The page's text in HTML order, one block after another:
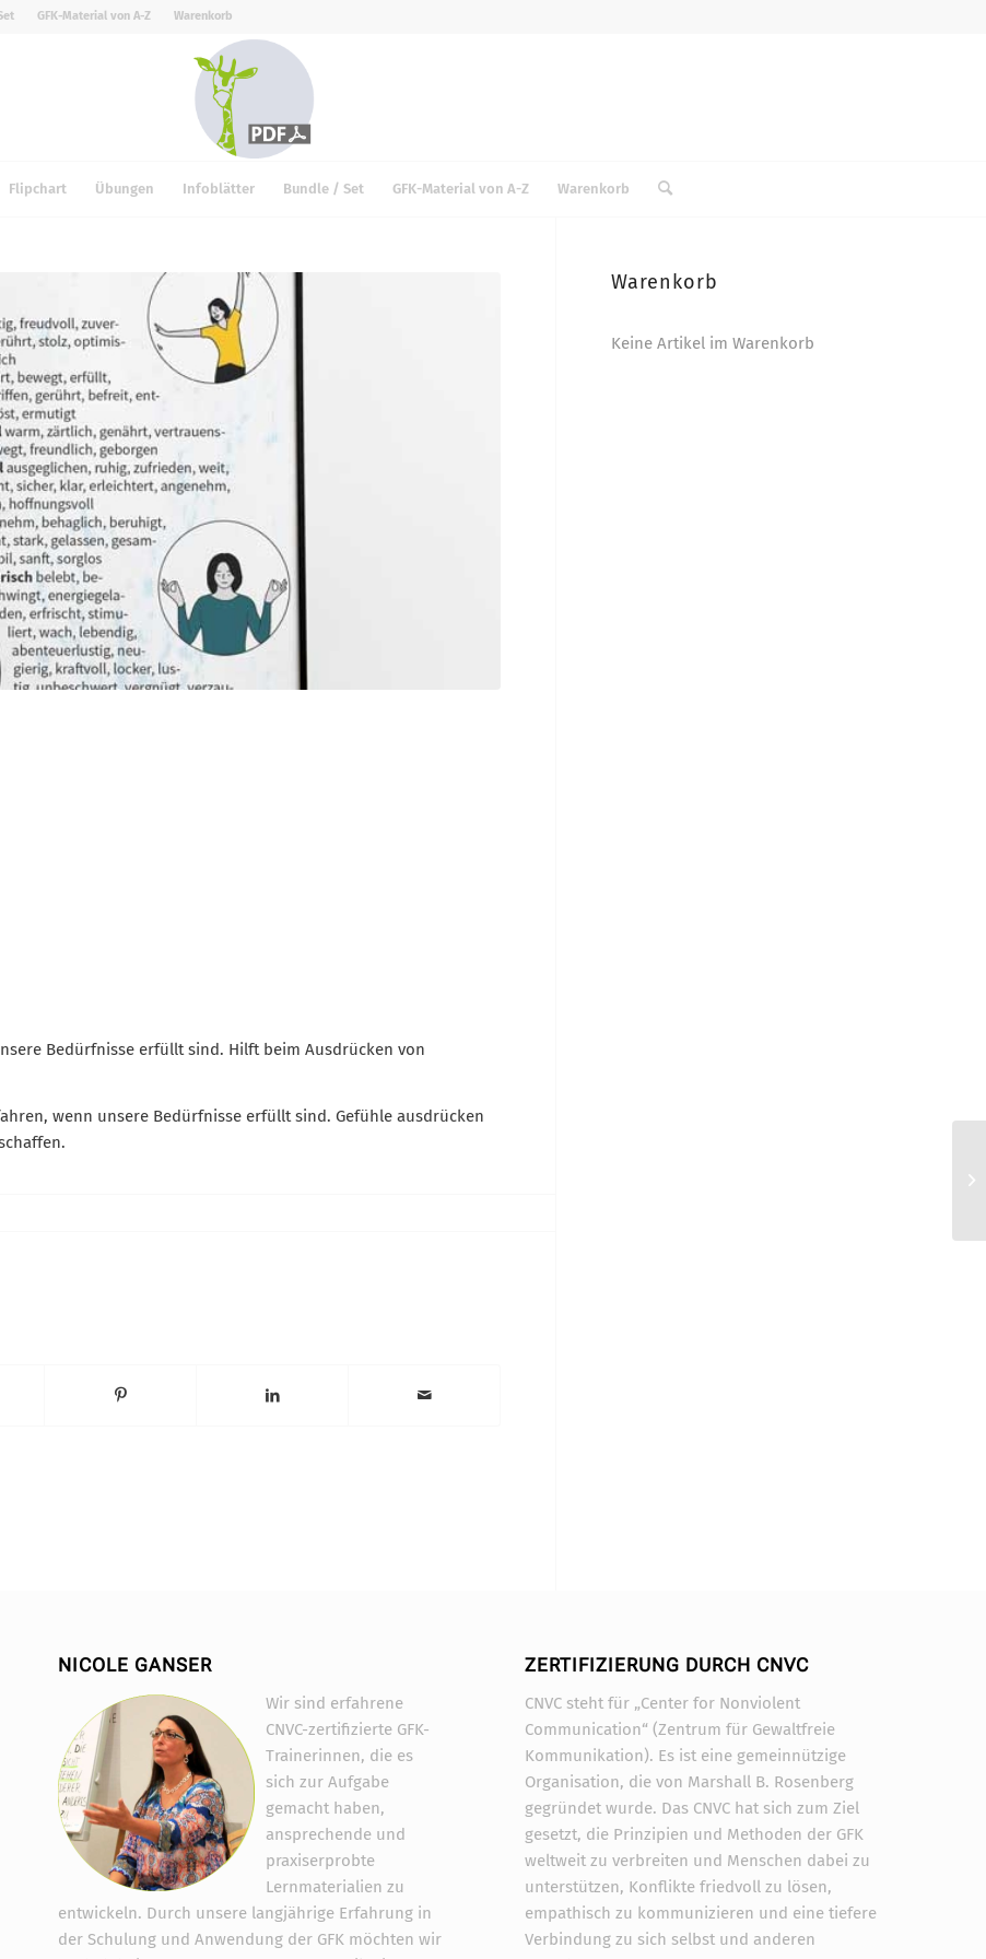
GFK-Material von A-Z Warenkorb
Flipchart Übungen Infoblätter Bundle / Set GFK-Material von A-Z Warenkorb
Bedürfnisse erfüllt sind. Hilft beim Ausdrücken von
wenn unsere Bedürfnisse erfüllt sind. Gefühle ausdrücken
Warenkorb
Keine Artikel im Warenkorb
NICOLE GANSER
Wir sind erfahrene
CNVC-zertifizierte GFK-
Trainerinnen, die es
sich zur Aufgabe
gemacht haben,
ansprechende und
praxiserprobte
Lernmaterialien zu
entwickeln. Durch unsere langjährige Erfahrung in
der Schulung und Anwendung der GFK möchten wir
ZERTIFIZIERUNG DURCH CNVC
CNVC steht für „Center for Nonviolent
Communication“ (Zentrum für Gewaltfreie
Kommunikation). Es ist eine gemeinnützige
Organisation, die von Marshall B. Rosenberg
gegründet wurde. Das CNVC hat sich zum Ziel
gesetzt, die Prinzipien und Methoden der GFK
weltweit zu verbreiten und Menschen dabei zu
unterstützen, Konflikte friedvoll zu lösen,
empathisch zu kommunizieren und eine tiefere
Verbindung zu sich selbst und anderen